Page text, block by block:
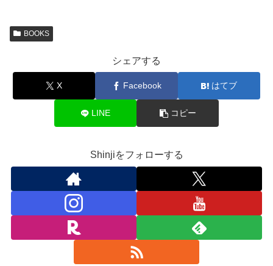
BOOKS
シェアする
X Facebook はてブ
LINE コピー
Shinjiをフォローする